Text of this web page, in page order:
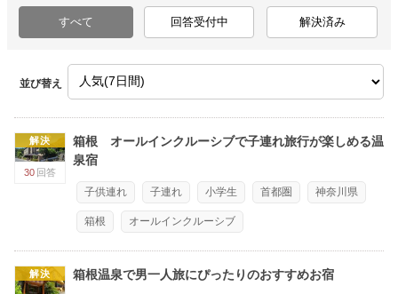
すべて 回答受付中 解決済み
並び替え
解決
30 回答
箱根 オールインクルーシブで子連れ旅行が楽しめる温
泉宿
子供連れ 子連れ 小学生 首都圏 神奈川県
箱根 オールインクルーシブ
解決 箱根温泉で男一人旅にぴったりのおすすめお宿